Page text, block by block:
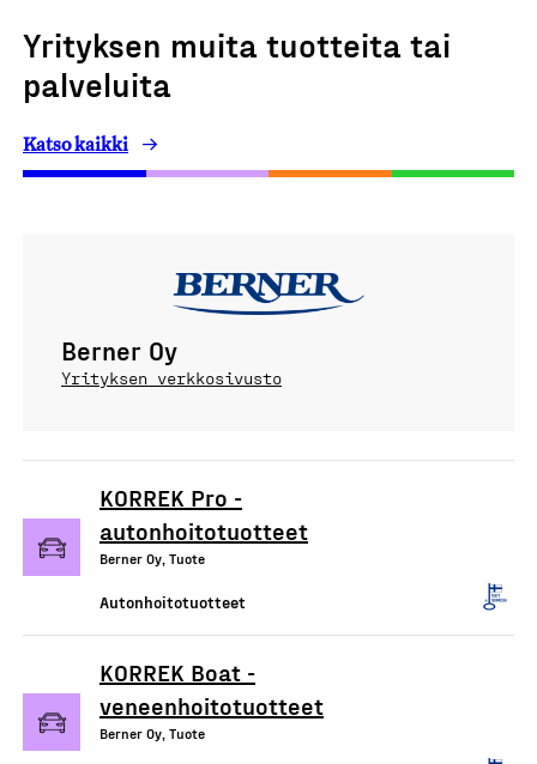
Yrityksen muita tuotteita tai
palveluita
Katso kaikki
Berner Oy
Yrityksen verkkosivusto
KORREK Pro -
autonhoitotuotteet
Berner Oy, Tuote
Autonhoitotuotteet
KORREK Boat -
veneenhoitotuotteet
Berner Oy, Tuote